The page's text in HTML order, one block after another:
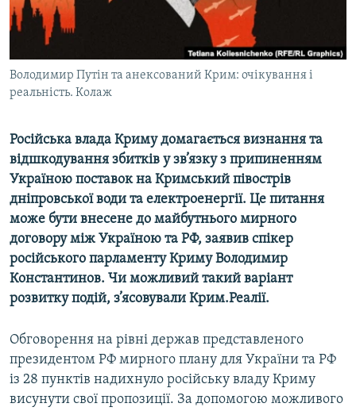
ІНФОГРАФІКА
ДОЛУЧАЙСЯ!
Усі сайти RFE/RL
Володимир Путін та анексований Крим: очікування і
реальність. Колаж
Російська влада Криму домагається визнання та
відшкодування збитків у зв’язку з припиненням
Україною поставок на Кримський півострів
дніпровської води та електроенергії. Це питання
може бути внесене до майбутнього мирного
договору між Україною та РФ, заявив спікер
російського парламенту Криму Володимир
Константинов. Чи можливий такий варіант
розвитку подій, з’ясовували Крим.Реалії.
Обговорення на рівні держав представленого
президентом РФ мирного плану для України та РФ
із 28 пунктів надихнуло російську владу Криму
висунути свої пропозиції. За допомогою можливого